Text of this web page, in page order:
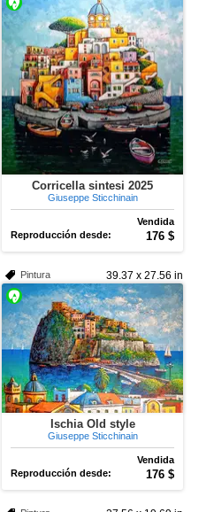
Corricella sintesi 2025
Giuseppe Sticchinain
Vendida
Reproducción desde:
176 $
39.37 x 27.56 in
Pintura
Ischia Old style
Giuseppe Sticchinain
Vendida
Reproducción desde:
176 $